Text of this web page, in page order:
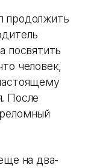
продолжить
посвятить
человек,
После
на два-